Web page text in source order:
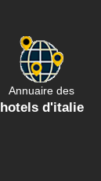
Annuaire des
hotels d'italie